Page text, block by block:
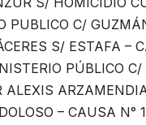
PUBLICO C/
S/ ESTAFA –
PÚBLICO C/
ALEXIS
– CAUSA N°